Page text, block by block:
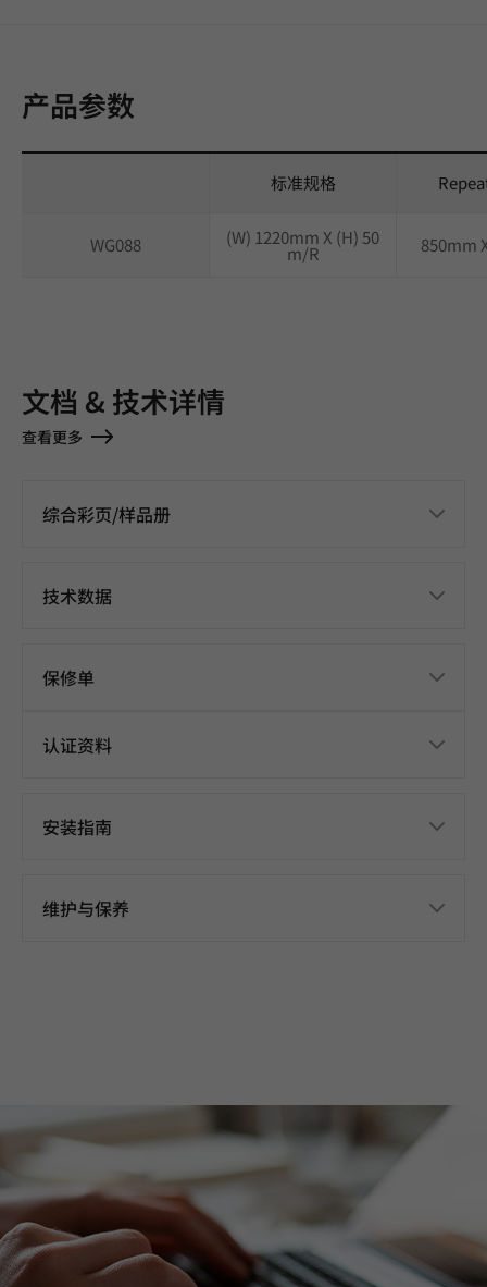
产品参数
标准规格
WG088 (W) 1220mm X (H) 50
m/R 850mm
文档 & 技术详情
查看更多
综合彩页/样品册
技术数据
保修单
认证资料
安装指南
维护与保养